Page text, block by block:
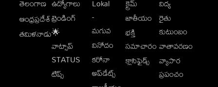
తెలంగాణ
ఆంధ్రప్రదేశ్
తమిళనాడు
ఉద్యోగాలు
ట్రెండింగ్
🌟
వాట్సాప్
STATUS
టిప్స్
Lokal
-
మగువ
వినోదం
కరోనా
అప్‌డేట్స్
క్రైమ్
జాతీయం
భక్తి
సమాచారం
క్లాసిఫైడ్స్
విద్య
రైతు
కుటుంబం
వాతావరణం
వ్యాపార
ప్రపంచం